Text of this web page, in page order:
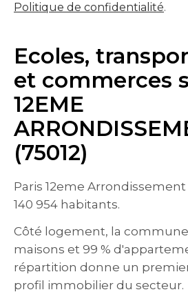
Politique de confidentialité.
Ecoles,
et commerces
12EME
(75012)
Paris 12eme
140 954 habitants.
Côté logement, la commune
maisons et 99 %
répartition donne un
profil immobilier du secteur.